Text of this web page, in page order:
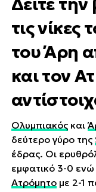
τις
του Άρη
και τον
Ολυμπιακόςκαι
δεύτερο γύρο της
έδρας. Οι
εμφατικό 3-0 ενώ
Ατρόμητομε 2-1